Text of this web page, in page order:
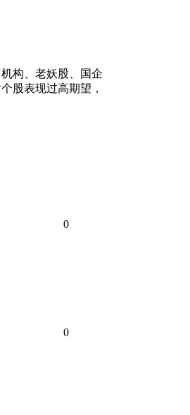
构、老妖股、国企
股表现过高期望，
0
0